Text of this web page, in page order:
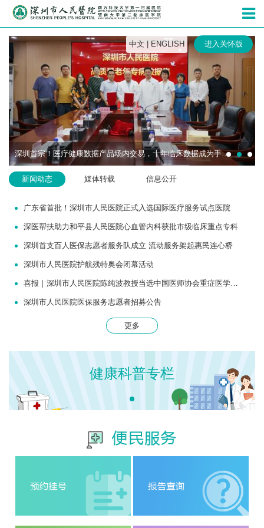
深圳市人民
中文 ENGLISH 进入关怀版
深圳首宗！医疗健康数据产品场内交易，十年临床数据成为手术机器人研发“燃料”
新闻动态 媒体转载 信息公开
广东省首批！深圳市人民医院正式入选国际医疗服务试点医院
深医帮扶助力和平县人民医院心血管内科获批市级临床重点专科
深圳首支百人医保志愿者服务队成立 流动服务架起惠民连心桥
深圳市人民医院护航残特奥会闭幕活动
喜报｜深圳市人民医院陈纯波教授当选中国医师协会重症医学医师分会常务委员
深圳市人民医院医保服务志愿者招募公告
更多
健康科普专栏